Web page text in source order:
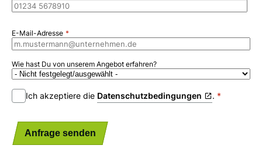
E-Mail-Adresse
Wie hast Du von unserem Angebot erfahren?
Ich akzeptiere die Datenschutzbedingungen .
Anfrage senden